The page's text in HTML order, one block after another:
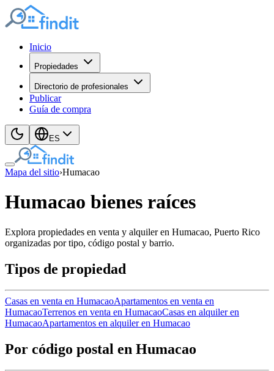
Inicio
Propiedades
Directorio de profesionales
Publicar
Guía de compra
ES
Mapa del sitio›Humacao
Humacao bienes raíces
Explora propiedades en venta y alquiler en Humacao, Puerto Rico
organizadas por tipo, código postal y barrio.
Tipos de propiedad
Casas en venta en HumacaoApartamentos en venta en
HumacaoTerrenos en venta en HumacaoCasas en alquiler en
HumacaoApartamentos en alquiler en Humacao
Por código postal en Humacao